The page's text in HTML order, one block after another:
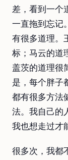
差，看到一个
一直拖到忘记
有很多道理。
标；马云的道
盖茨的道理很
是，每个胖子
都有很多方法
法。我自己的
我也想走过才
很多次，我都